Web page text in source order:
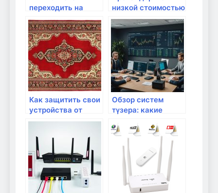
переходить на
новое поколение?
низкой стоимостью
услуги: стоит ли
доверять?
Как защитить свои
устройства от
вирусов через Wifi
Обзор систем
түзера: какие